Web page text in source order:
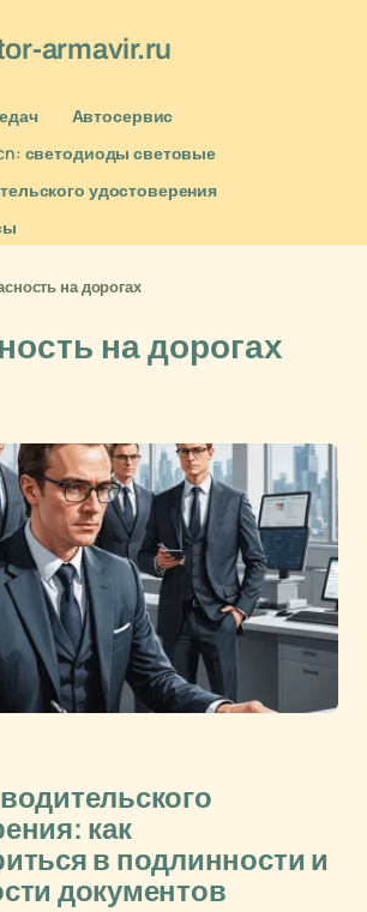
armavir.ru
Автосервис
светодиоды световые
удостоверения
на дорогах
на дорогах
как
в подлинности и
документов